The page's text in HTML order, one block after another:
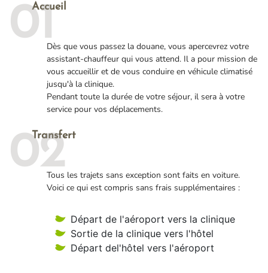
01
Accueil
Dès que vous passez la douane, vous apercevrez votre
assistant-chauffeur qui vous attend. Il a pour mission de
vous accueillir et de vous conduire en véhicule climatisé
jusqu'à la clinique.
Pendant toute la durée de votre séjour, il sera à votre
service pour vos déplacements.
02
Transfert
Tous les trajets sans exception sont faits en voiture.
Voici ce qui est compris sans frais supplémentaires :
Départ de l'aéroport vers la clinique
Sortie de la clinique vers l'hôtel
Départ del'hôtel vers l'aéroport